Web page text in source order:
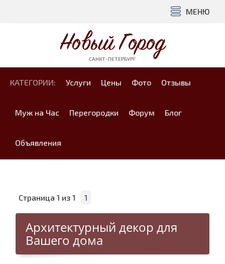
МЕНЮ
Новый Город
САНКТ-ПЕТЕРБУРГ
КАТЕГОРИИ: Услуги Цены Фото Отзывы
Муж на Час Перегородки Форум Блог
Объявления
Страница 1 из 1 1
Архитектурный декор для
Вашего дома